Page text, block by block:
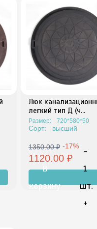
Люк
легкий тип Д (ч...
Размер: 720*580*50
Сорт: высший
1350.00 ₽ -17%
1120.00 ₽
В
корзину
-
1
шт.
+